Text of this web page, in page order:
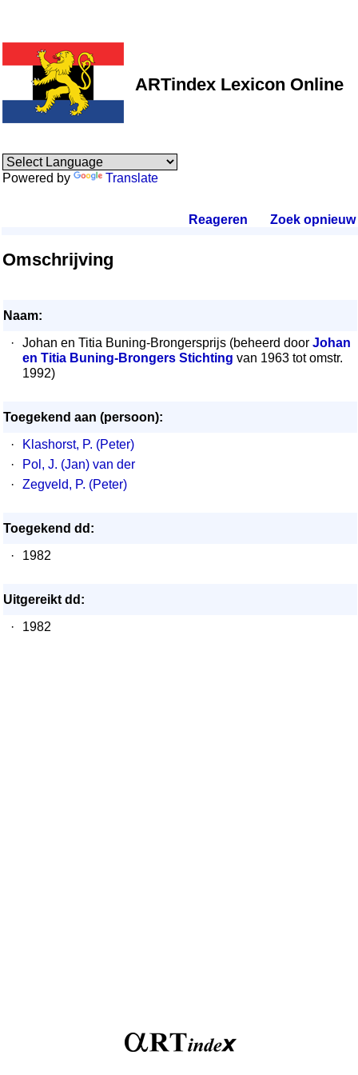
ARTindex Lexicon Online
Powered by Translate
Reageren Zoek opnieuw.
Omschrijving
Naam:
·
Johan en Titia Buning-Brongersprijs (beheerd door Johan
en Titia Buning-Brongers Stichting van 1963 tot omstr.
1992)
Toegekend aan (persoon):
·
Klashorst, P. (Peter)
·
Pol, J. (Jan) van der
·
Zegveld, P. (Peter)
Toegekend dd:
·
1982
Uitgereikt dd:
·
1982